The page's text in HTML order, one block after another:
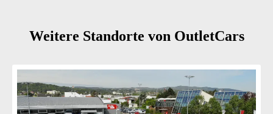
Weitere Standorte von OutletCars